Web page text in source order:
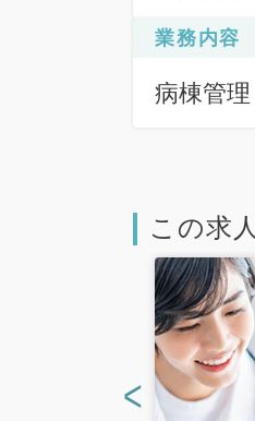
業務内容
病棟管理
この求
<